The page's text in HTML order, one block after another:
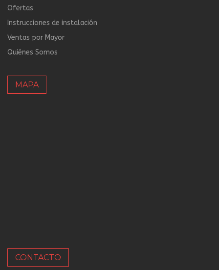
Ofertas
Instrucciones de instalación
Ventas por Mayor
Quiénes Somos
MAPA
CONTACTO